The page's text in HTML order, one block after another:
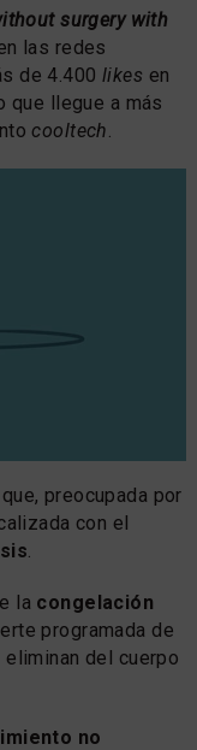
surgery with
las redes
de 4.400likes en
que llegue a más
cooltech.
preocupada por
con el
la congelación
programada de
del cuerpo
no